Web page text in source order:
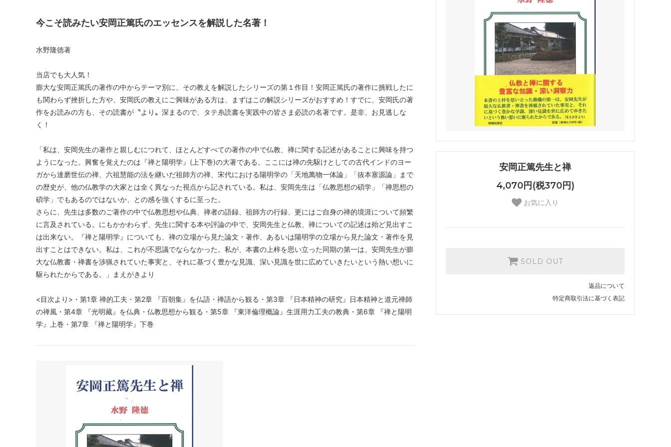
安岡正篤先生と禅
4,070円(税370円)
お気に入り
SOLD OUT
返品について
特定商取引法に基づく表記
今こそ読みたい安岡正篤氏のエッセンスを解説した名著！
水野隆徳著
当店でも大人気！
膨大な安岡正篤氏の著作の中からテーマ別に、その教えを解説したシリーズの第１作目！安岡正篤氏の著作に挑戦したに
も関わらず挫折した方や、安岡氏の教えにご興味がある方は、まずはこの解説シリーズがおすすめ！すでに、安岡氏の著
作をお読みの方も、その読書が〝より〟深まるので、タテ糸読書を実践中の皆さま必読の名著です。是非、お見逃しな
く！
「私は、安岡先生の著作と親しむにつれて、ほとんどすべての著作の中で仏教、禅に関する記述があることに興味を持つ
ようになった。興奮を覚えたのは『禅と陽明学』(上下巻)の大著である。ここには禅の先駆けとしての古代インドのヨー
ガから達磨世伝の禅、六祖慧能の法を継いだ祖師方の禅、宋代における陽明学の「天地萬物一体論」「抜本塞源論」まで
の歴史が、他の仏教学の大家とは全く異なった視点から記されている。私は、安岡先生は「仏教思想の碩学」「禅思想の
碩学」でもあるのではないか、との感を強くするに至った。
さらに、先生は多数のご著作の中で仏教思想や仏典、禅者の語録、祖師方の行録、更にはご自身の禅的境涯について頻繁
に言及されている。にもかかわらず、先生に関する本や評論の中で、安岡先生と仏教、禅についての記述は殆ど見出すこ
は出来ない。『禅と陽明学』についても、禅の立場から見た論文・著作、あるいは陽明学の立場から見た論文・著作を見
出すことはできない。私は、これが不思議でならなかった。私が、本書の上梓を思い立った同期の第一は、安岡先生が膨
大な仏教書・禅書を渉猟されていた事実と、それに基づく豊かな見識、深い見識を世に広めていきたいという熱い想いに
駆られたからである。」まえがきより
<目次より>・第1章 禅的工夫・第2章 『百朝集』を仏語・禅語から観る・第3章 『日本精神の研究』日本精神と道元禅師
の禅風・第4章 『光明藏』を仏典・仏教思想から観る・第5章 『東洋倫理概論』生涯用力工夫の教典・第6章 『禅と陽明
学』上巻・第7章 『禅と陽明学』下巻